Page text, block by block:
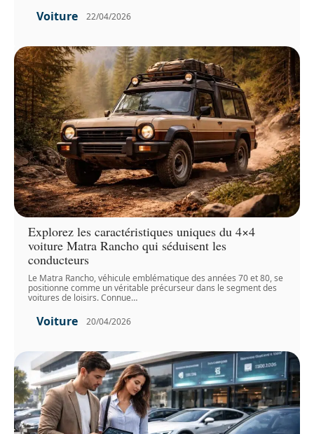
Voiture 22/04/2026
Explorez les caractéristiques uniques du 4×4
voiture Matra Rancho qui séduisent les
conducteurs
Le Matra Rancho, véhicule emblématique des années 70 et 80, se
positionne comme un véritable précurseur dans le segment des
voitures de loisirs. Connue…
Voiture 20/04/2026